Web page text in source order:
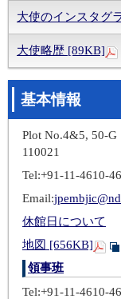
大使のインスタグ
大使略歴 [89KB]
基本情報
Plot No.4&5, 50-G
110021
Tel:+91-11-4610-
Email:
休館日について
地図 [656KB]
領事班
Tel:+91-11-4610-